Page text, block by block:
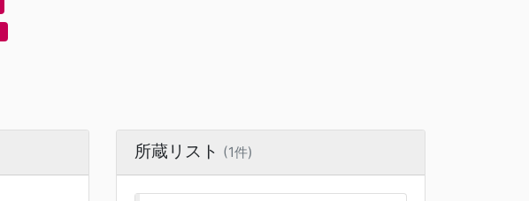
所蔵リスト (1件)